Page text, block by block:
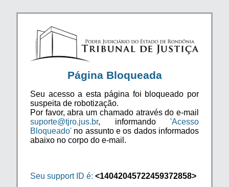
Página Bloqueada
Seu acesso a esta página foi bloqueado por
suspeita de robotização.
Por favor, abra um chamado através do e-mail
suporte@tjro.jus.br, informando 'Acesso
Bloqueado' no assunto e os dados informados
abaixo no corpo do e-mail.
Seu support ID é: <14042045722459372858>